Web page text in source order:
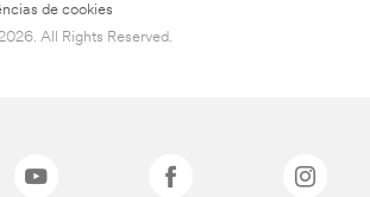
de cookies
All Rights Reserved.